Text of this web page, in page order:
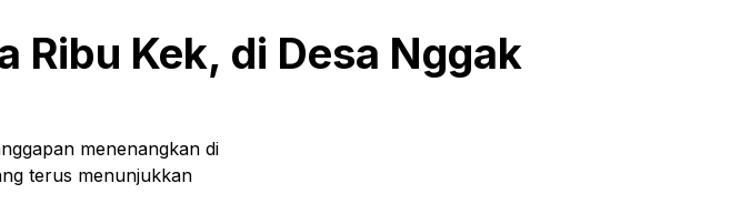
Ribu Kek, di Desa Nggak
menenangkan di
terus menunjukkan